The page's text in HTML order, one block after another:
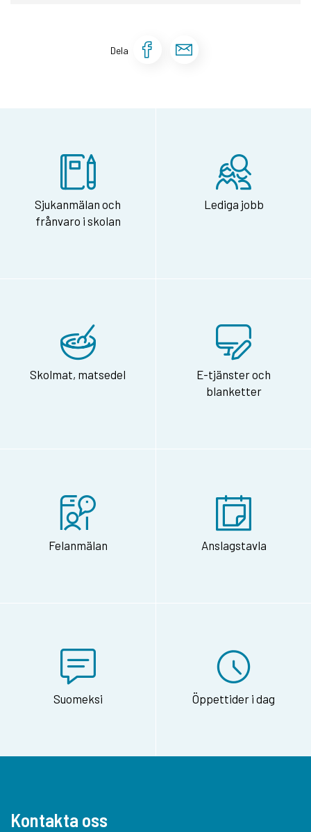
Dela Dela sidan på
Sjukanmälan och
frånvaro i skolan
Lediga jobb
Skolmat, matsedel
E-tjänster och
blanketter
Felanmälan Anslagstavla
Suomeksi Öppettider i dag
Kontakta oss